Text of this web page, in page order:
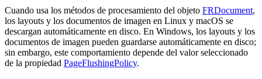
Cuando usa los métodos de procesamiento del objeto FRDocument,
los layouts y los documentos de imagen en Linux y macOS se
descargan automáticamente en disco. En Windows, los layouts y los
documentos de imagen pueden guardarse automáticamente en disco;
sin embargo, este comportamiento depende del valor seleccionado
de la propiedad PageFlushingPolicy.